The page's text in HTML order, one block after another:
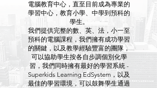
電腦教育中心，直至目前成為專業的
學習中心，教育小學、中學到預科的
學生。
我們提供完整的數、英、法，小一至
預科的電腦課程，我們擁有成功學習
的關鍵，以及教學經驗豐富的團隊，
可以協助學生按各自步調個別化學
習，我們同時擁有最好的學習系統 -
Superkids Learning EdSystem，以及
最佳的學習環境，可以鼓舞學生通過